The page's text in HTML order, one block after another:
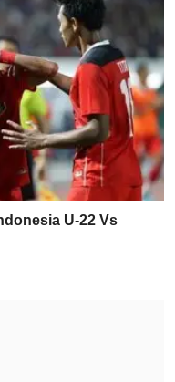
U-22 Vs